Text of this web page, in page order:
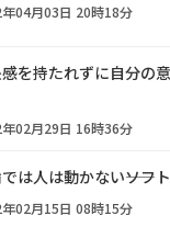
04月03日 20時18分
を持たれずに自分の意
02月29日 16時36分
は人は動かない――ソフ
02月15日 08時15分